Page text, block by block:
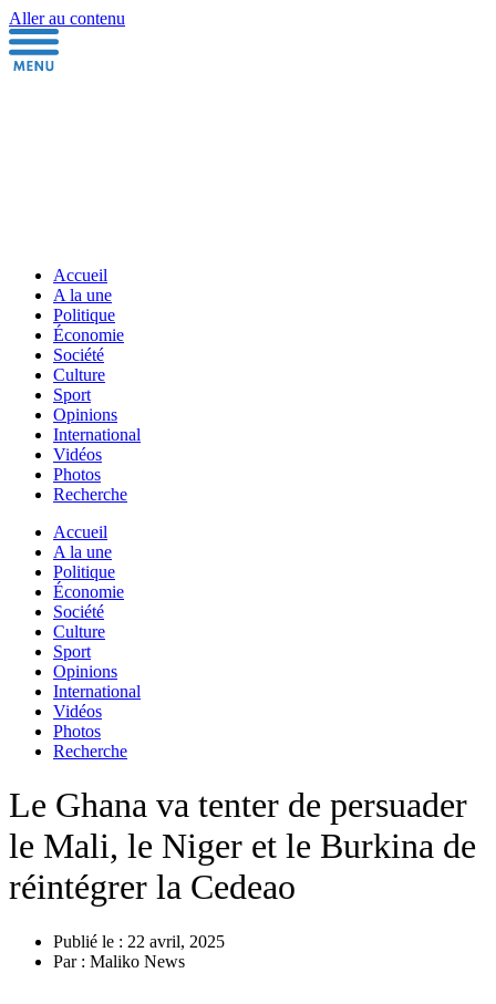
Aller au contenu
Accueil
A la une
Politique
Économie
Société
Culture
Sport
Opinions
International
Vidéos
Photos
Recherche
Accueil
A la une
Politique
Économie
Société
Culture
Sport
Opinions
International
Vidéos
Photos
Recherche
Le Ghana va tenter de persuader
le Mali, le Niger et le Burkina de
réintégrer la Cedeao
Publié le : 22 avril, 2025
Par : Maliko News